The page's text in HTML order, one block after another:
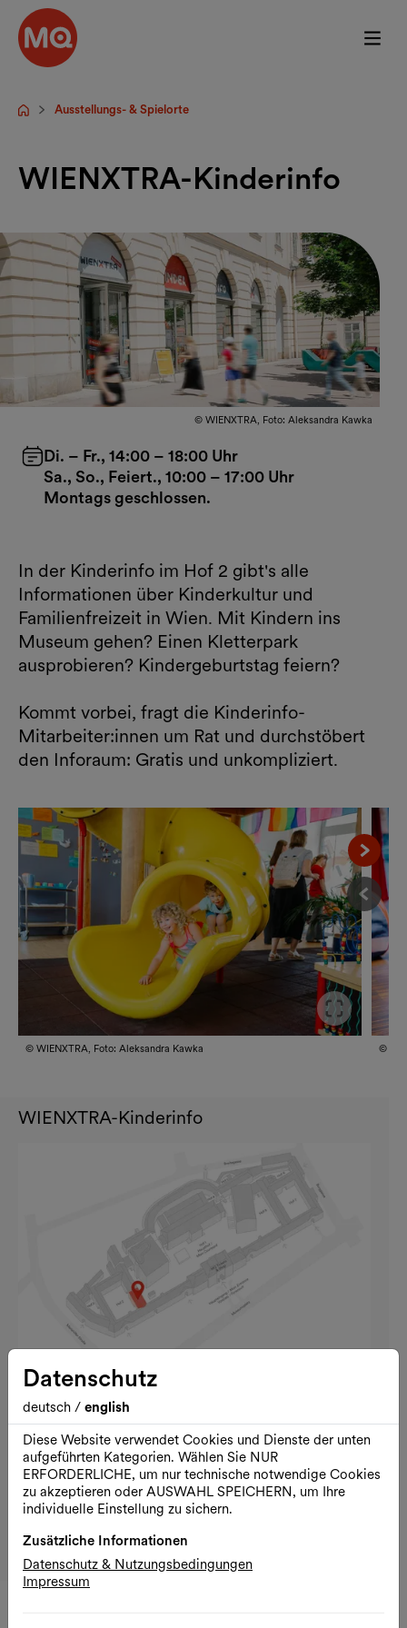
Zum Hauptinhalt springen
StartseiteAusstellungs- & Spielorte
WIENXTRA-Kinderinfo
© WIENXTRA, Foto: Aleksandra Kawka
Di. – Fr., 14:00 – 18:00 Uhr
Sa., So., Feiert., 10:00 – 17:00 Uhr
Montags geschlossen.
In der Kinderinfo im Hof 2 gibt's alle
Informationen über Kinderkultur und
Familienfreizeit in Wien. Mit Kindern ins
Museum gehen? Einen Kletterpark
ausprobieren? Kindergeburtstag feiern?
Kommt vorbei, fragt die Kinderinfo-
Mitarbeiter:innen um Rat und durchstöbert
den Inforaum: Gratis und unkompliziert.
© WIENXTRA, Foto: Aleksandra Kawka ©
WIENXTRA-Kinderinfo
Museumsplatz 1/Hof 2, 1070 Wien
T: +43 1 909 4000 84400
kinderinfo@wienxtra.at
kinderinfo.at
Ihr Besuch
Google Maps
Externer Link
Datenschutz
deutsch / english
Diese Website verwendet Cookies und Dienste der unten
aufgeführten Kategorien. Wählen Sie NUR
ERFORDERLICHE, um nur technische notwendige Cookies
zu akzeptieren oder AUSWAHL SPEICHERN, um Ihre
individuelle Einstellung zu sichern.
Zusätzliche Informationen
Datenschutz & Nutzungsbedingungen
Impressum